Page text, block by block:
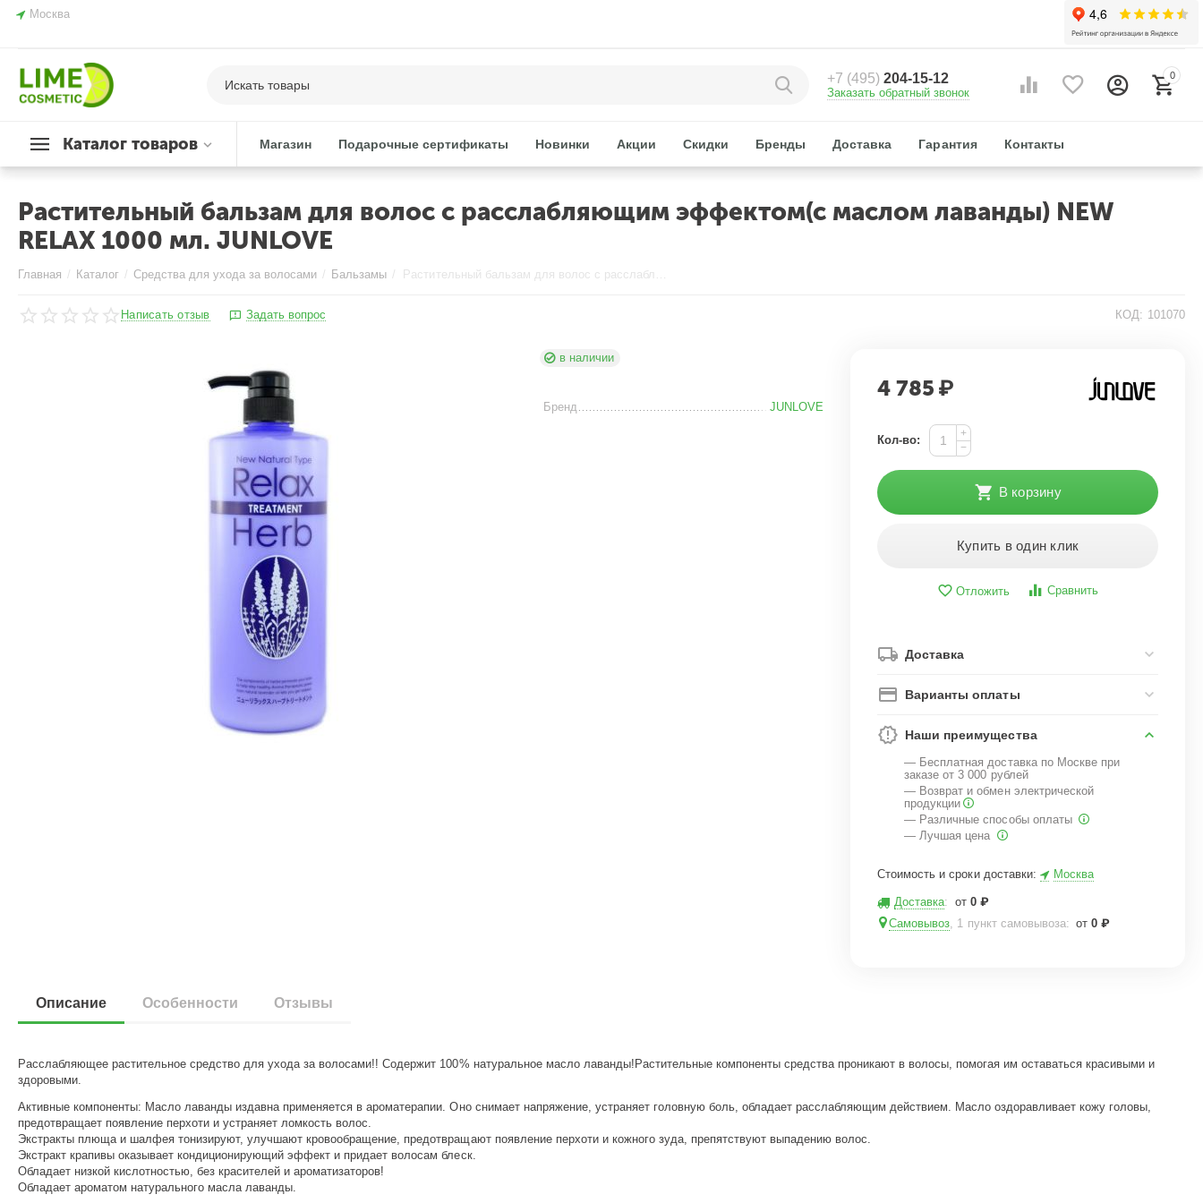
Москва
+7 (495)204-15-12
Заказать обратный звонок
0
Каталог товаров Магазин Подарочные сертификаты Новинки Акции Скидки Бренды Доставка Гарантия Контакты
Растительный бальзам для волос с расслабляющим эффектом(с маслом лаванды) NEW
RELAX 1000 мл. JUNLOVE
Главная / Каталог / Средства для ухода за волосами / Бальзамы / Растительный бальзам для волос с расслабляющим эффектом(с маслом лаванды) NEW RELAX 1000 мл. JUNLOVE
Написать отзыв Задать вопрос КОД: 101070
в наличии
Бренд JUNLOVE
4 785 ₽
Кол-во:
+
−
В корзину
Купить в один клик
Отложить Сравнить
Доставка
Варианты оплаты
Наши преимущества
— Бесплатная доставка по Москве при
заказе от 3 000 рублей
— Возврат и обмен электрической
продукции
— Различные способы оплаты
— Лучшая цена
Стоимость и сроки доставки: Москва
Доставка: от 0 ₽
Самовывоз, 1 пункт самовывоза: от 0 ₽
Описание Особенности Отзывы
Расслабляющее растительное средство для ухода за волосами!! Содержит 100% натуральное масло лаванды!Растительные компоненты средства проникают в волосы, помогая им оставаться красивыми и
здоровыми.
Активные компоненты: Масло лаванды издавна применяется в ароматерапии. Оно снимает напряжение, устраняет головную боль, обладает расслабляющим действием. Масло оздоравливает кожу головы,
предотвращает появление перхоти и устраняет ломкость волос.
Экстракты плюща и шалфея тонизируют, улучшают кровообращение, предотвращают появление перхоти и кожного зуда, препятствуют выпадению волос.
Экстракт крапивы оказывает кондиционирующий эффект и придает волосам блеск.
Обладает низкой кислотностью, без красителей и ароматизаторов!
Обладает ароматом натурального масла лаванды.